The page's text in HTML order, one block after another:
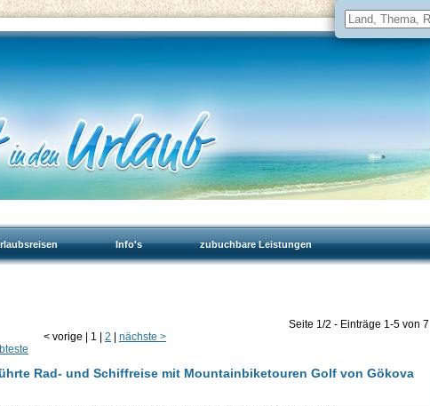
Info's zubuchbare Leistungen
Seite 1/2 - Einträge 1-5 von 7
< vorige | 1 | 2 | nächste >
Rad- und Schiffreise mit Mountainbiketouren Golf von Gökova